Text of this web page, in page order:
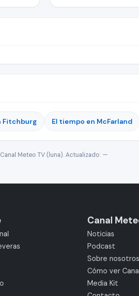
Fitchburg El tiempo en McFarland
Meteo TV (luna). Actualizado: —
Canal
Noticias
Podcast
Sobre nosotros
Cómo ver
Media Kit